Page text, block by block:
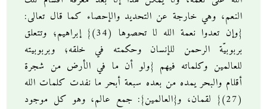
النعم، وهي خارجة عن التحديد والإحصاء كما قال تعالى:
{وإن تعدوا نعمة الله لا تحصوها (34)} إبراهيم؛ وتتعلق
بربوبيّة الرحمن للإنسان وحكمته في خلقه؛ وبربوبيته
للعالمين وكلماته فيهم {ولو أن ما في الأرض من شجرة
أقلام والبحر يمده من بعده سبعة أبحر ما نفدت كلمات الله
(27)} لقمان، و{العالمين}: جمع عالم، وهو كل موجود